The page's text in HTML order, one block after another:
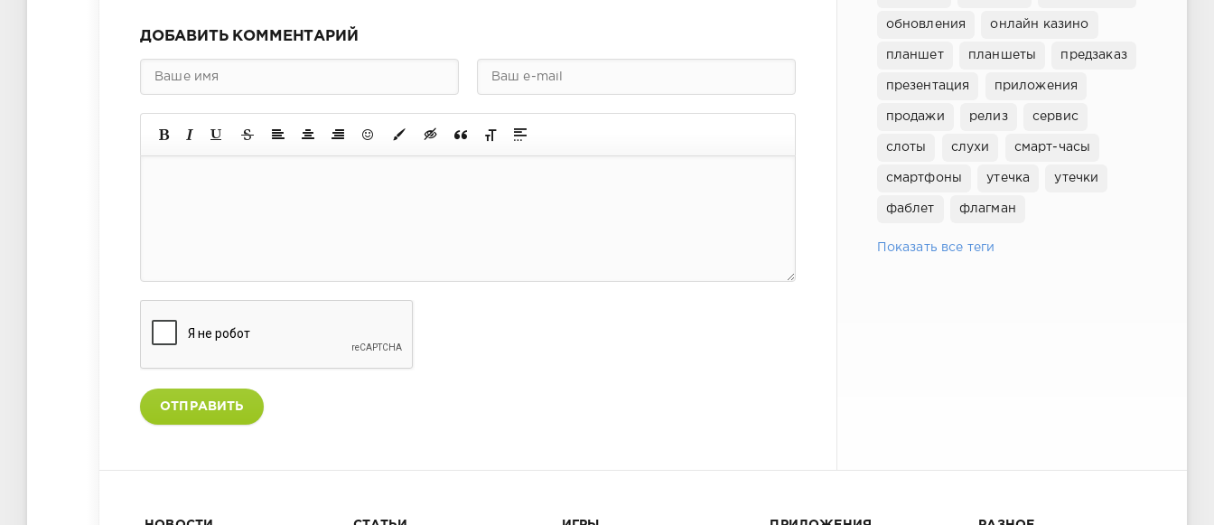
ДОБАВИТЬ КОММЕНТАРИЙ
ОТПРАВИТЬ
обновления онлайн казино
планшет планшеты предзаказ
презентация приложения
продажи релиз сервис
слоты слухи смарт-часы
смартфоны утечка утечки
фаблет флагман
Показать все теги